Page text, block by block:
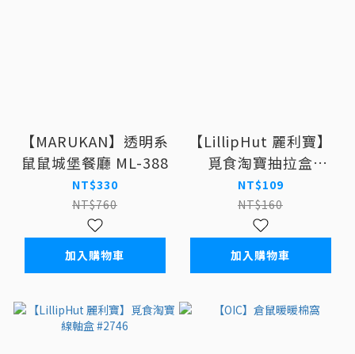
【MARUKAN】透明系
鼠鼠城堡餐廳 ML-388
NT$330
NT$760
加入購物車
【LillipHut 麗利寶】
覓食淘寶抽拉盒
#2745
NT$109
NT$160
加入購物車